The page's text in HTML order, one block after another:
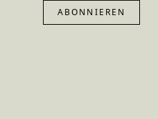
ABONNIEREN